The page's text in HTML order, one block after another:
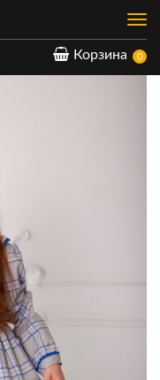
Корзина 0